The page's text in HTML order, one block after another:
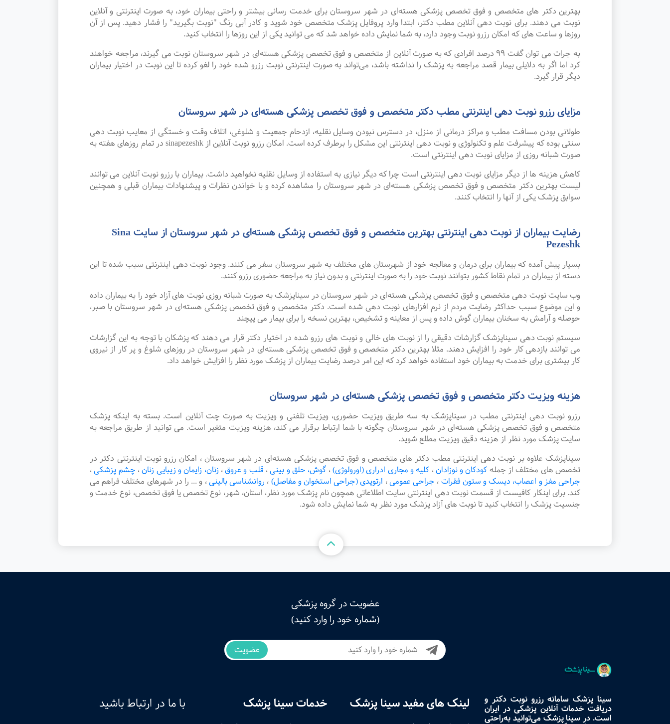
بهترین دکتر های متخصص و فوق تخصص پزشکی هسته‌ای در شهر سروستان برای خدمت رسانی بیشتر و راحتی بیماران خود، به صورت اینترنتی و آنلاین
نوبت می دهند. برای نوبت دهی آنلاین مطب دکتر، ابتدا وارد پروفایل پزشک متخصص خود شوید و کادر آبی رنگ "نوبت بگیرید" را فشار دهید. پس از آن
روزها و ساعت های که امکان رزرو نوبت وجود دارد، به شما نمایش داده خواهد شد که می توانید یکی از این روزها را انتخاب کنید.
به جرات می‌ توان گفت ۹۹ درصد افرادی که به صورت آنلاین از متخصص و فوق تخصص پزشکی هسته‌ای در شهر سروستان نوبت می گیرند، مراجعه خواهند
کرد اما اگر به دلایلی بیمار قصد مراجعه به پزشک را نداشته باشد، می‌تواند به صورت اینترنتی نوبت رزرو شده خود را لغو کرده تا این نوبت در اختیار بیماران
دیگر قرار گیرد.
مزایای رزرو نوبت دهی اینترنتی مطب دکتر متخصص و فوق تخصص پزشکی هسته‌ای در شهر سروستان
طولانی بودن مسافت مطب و مراکز درمانی از منزل، در دسترس نبودن وسایل نقلیه، ازدحام جمعیت و شلوغی، اتلاف وقت و خستگی از معایب نوبت دهی
سنتی بوده که پیشرفت علم و تکنولوژی و نوبت دهی اینترنتی این مشکل را برطرف کرده است. امکان رزرو نوبت آنلاین از sinapezeshk در تمام روزهای هفته به
صورت شبانه روزی از مزایای نوبت دهی اینترنتی است.
کاهش هزینه ها از دیگر مزایای نوبت دهی اینترنتی است چرا که دیگر نیازی به استفاده از وسایل نقلیه نخواهید داشت. بیماران با رزرو نوبت آنلاین می توانند
لیست بهترین دکتر متخصص و فوق تخصص پزشکی هسته‌ای در شهر سروستان را مشاهده کرده و با خواندن نظرات و پیشنهادات بیماران قبلی و همچنین
سوابق پزشک یکی از آنها را انتخاب کنند.
رضایت بیماران از نوبت دهی اینترنتی بهترین متخصص و فوق تخصص پزشکی هسته‌ای در شهر سروستان از سایت Sina
Pezeshk
بسیار پیش آمده که بیماران برای درمان و معالجه خود از شهرستان های مختلف به شهر سروستان سفر می کنند. وجود نوبت دهی اینترنتی سبب شده تا این
دسته از بیماران در تمام نقاط کشور بتوانند نوبت خود را به صورت اینترنتی و بدون نیاز به مراجعه حضوری رزرو کنند.
وب سایت نوبت دهی متخصص و فوق تخصص پزشکی هسته‌ای در شهر سروستان در سیناپزشک به صورت شبانه روزی نوبت های آزاد خود را به بیماران داده
و این موضوع سبب حداکثر رضایت مردم از نرم افزارهای نوبت دهی شده است. دکتر متخصص و فوق تخصص پزشکی هسته‌ای در شهر سروستان با صبر،
حوصله و آرامش به سخنان بیماران گوش داده و پس از معاینه و تشخیص، بهترین نسخه را برای بیمار می پیچند
سیستم نوبت دهی سیناپزشک گزارشات دقیقی را از نوبت های خالی و نوبت های رزرو شده در اختیار دکتر قرار می دهند که پزشکان با توجه به این گزارشات
می توانند بازدهی کار خود را افزایش دهند. مثلا بهترین دکتر متخصص و فوق تخصص پزشکی هسته‌ای در شهر سروستان در روزهای شلوغ و پر کار از نیروی
کار بیشتری برای خدمت به بیماران خود استفاده خواهد کرد که این امر درصد رضایت بیماران از پزشک مورد نظر را افزایش خواهد داد.
هزینه ویزیت دکتر متخصص و فوق تخصص پزشکی هسته‌ای در شهر سروستان
رزرو نوبت دهی اینترنتی مطب در سیناپزشک به سه طریق ویزیت حضوری، ویزیت تلفنی و ویزیت به صورت چت آنلاین است. بسته به اینکه پزشک
متخصص و فوق تخصص پزشکی هسته‌ای در شهر سروستان چگونه با شما ارتباط برقرار می کند، هزینه ویزیت متغیر است. می توانید از طریق مراجعه به
سایت پزشک مورد نظر از هزینه دقیق ویزیت مطلع شوید.
سیناپزشک علاوه بر نوبت دهی اینترنتی مطب دکتر های متخصص و فوق تخصص پزشکی هسته‌ای در شهر سروستان ، امکان رزرو نوبت اینترنتی دکتر در
تخصص های مختلف از جمله کودکان و نوزادان، کلیه و مجاری ادراری (اورولوژی)، گوش، حلق و بینی، قلب و عروق، زنان، زایمان و زیبایی زنان، چشم پزشکی،
جراحی مغز و اعصاب، دیسک و ستون فقرات ، جراحی عمومی، ارتوپدی (جراحی استخوان و مفاصل) ، روانشناسی بالینی، و ... را در شهرهای مختلف فراهم می
کند. برای اینکار کافیست از قسمت نوبت دهی اینترنتی سایت اطلاعاتی همچون نام پزشک مورد نظر، استان، شهر، نوع تخصص یا فوق تخصص، نوع خدمت و
جنسیت پزشک را انتخاب کنید تا نوبت های آزاد پزشک مورد نظر به شما نمایش داده شود.
عضویت در گروه پزشکی
(شماره خود را وارد کنید)
عضویت
سینا پزشک سامانه رزرو نوبت دکتر و
دریافت خدمات آنلاین پزشکی در ایران
است. در سینا پزشک می‌توانید به‌راحتی
لینک های مفید سینا پزشک خدمات سینا پزشک با ما در ارتباط باشید